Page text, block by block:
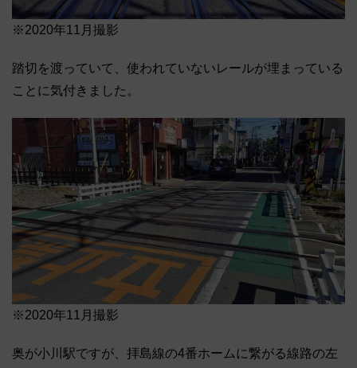
※2020年11月撮影
踏切を渡っていて、使われていないレールが埋まっている
ことに気付きました。
※2020年11月撮影
奥が小川駅ですが、拝島線の4番ホームに繋がる線路の左